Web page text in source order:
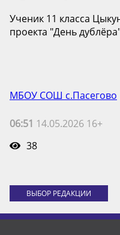
Ученик 11 класса
проекта "День
МБОУ СОШ с.Пасегово
06:51 14.05.2026 16+
38
ВЫБОР РЕДАКЦИИ